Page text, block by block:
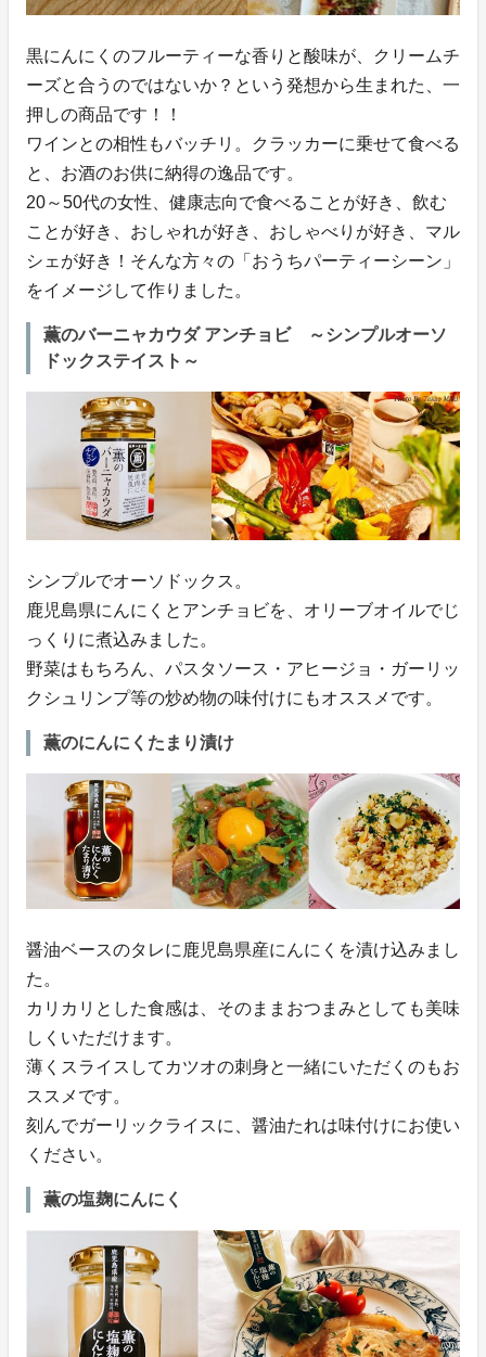
黒にんにくのフルーティーな香りと酸味が、クリームチ
ーズと合うのではないか？という発想から生まれた、一
押しの商品です！！
ワインとの相性もバッチリ。クラッカーに乗せて食べる
と、お酒のお供に納得の逸品です。
20～50代の女性、健康志向で食べることが好き、飲む
ことが好き、おしゃれが好き、おしゃべりが好き、マル
シェが好き！そんな方々の「おうちパーティーシーン」
をイメージして作りました。
薫のバーニャカウダ アンチョビ ～シンプルオーソ
ドックステイスト～
シンプルでオーソドックス。
鹿児島県にんにくとアンチョビを、オリーブオイルでじ
っくりに煮込みました。
野菜はもちろん、パスタソース・アヒージョ・ガーリッ
クシュリンプ等の炒め物の味付けにもオススメです。
薫のにんにくたまり漬け
醤油ベースのタレに鹿児島県産にんにくを漬け込みまし
た。
カリカリとした食感は、そのままおつまみとしても美味
しくいただけます。
薄くスライスしてカツオの刺身と一緒にいただくのもお
ススメです。
刻んでガーリックライスに、醤油たれは味付けにお使い
ください。
薫の塩麹にんにく